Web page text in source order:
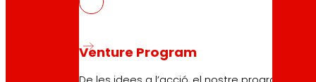
Venture Program
PROTEFUNGI